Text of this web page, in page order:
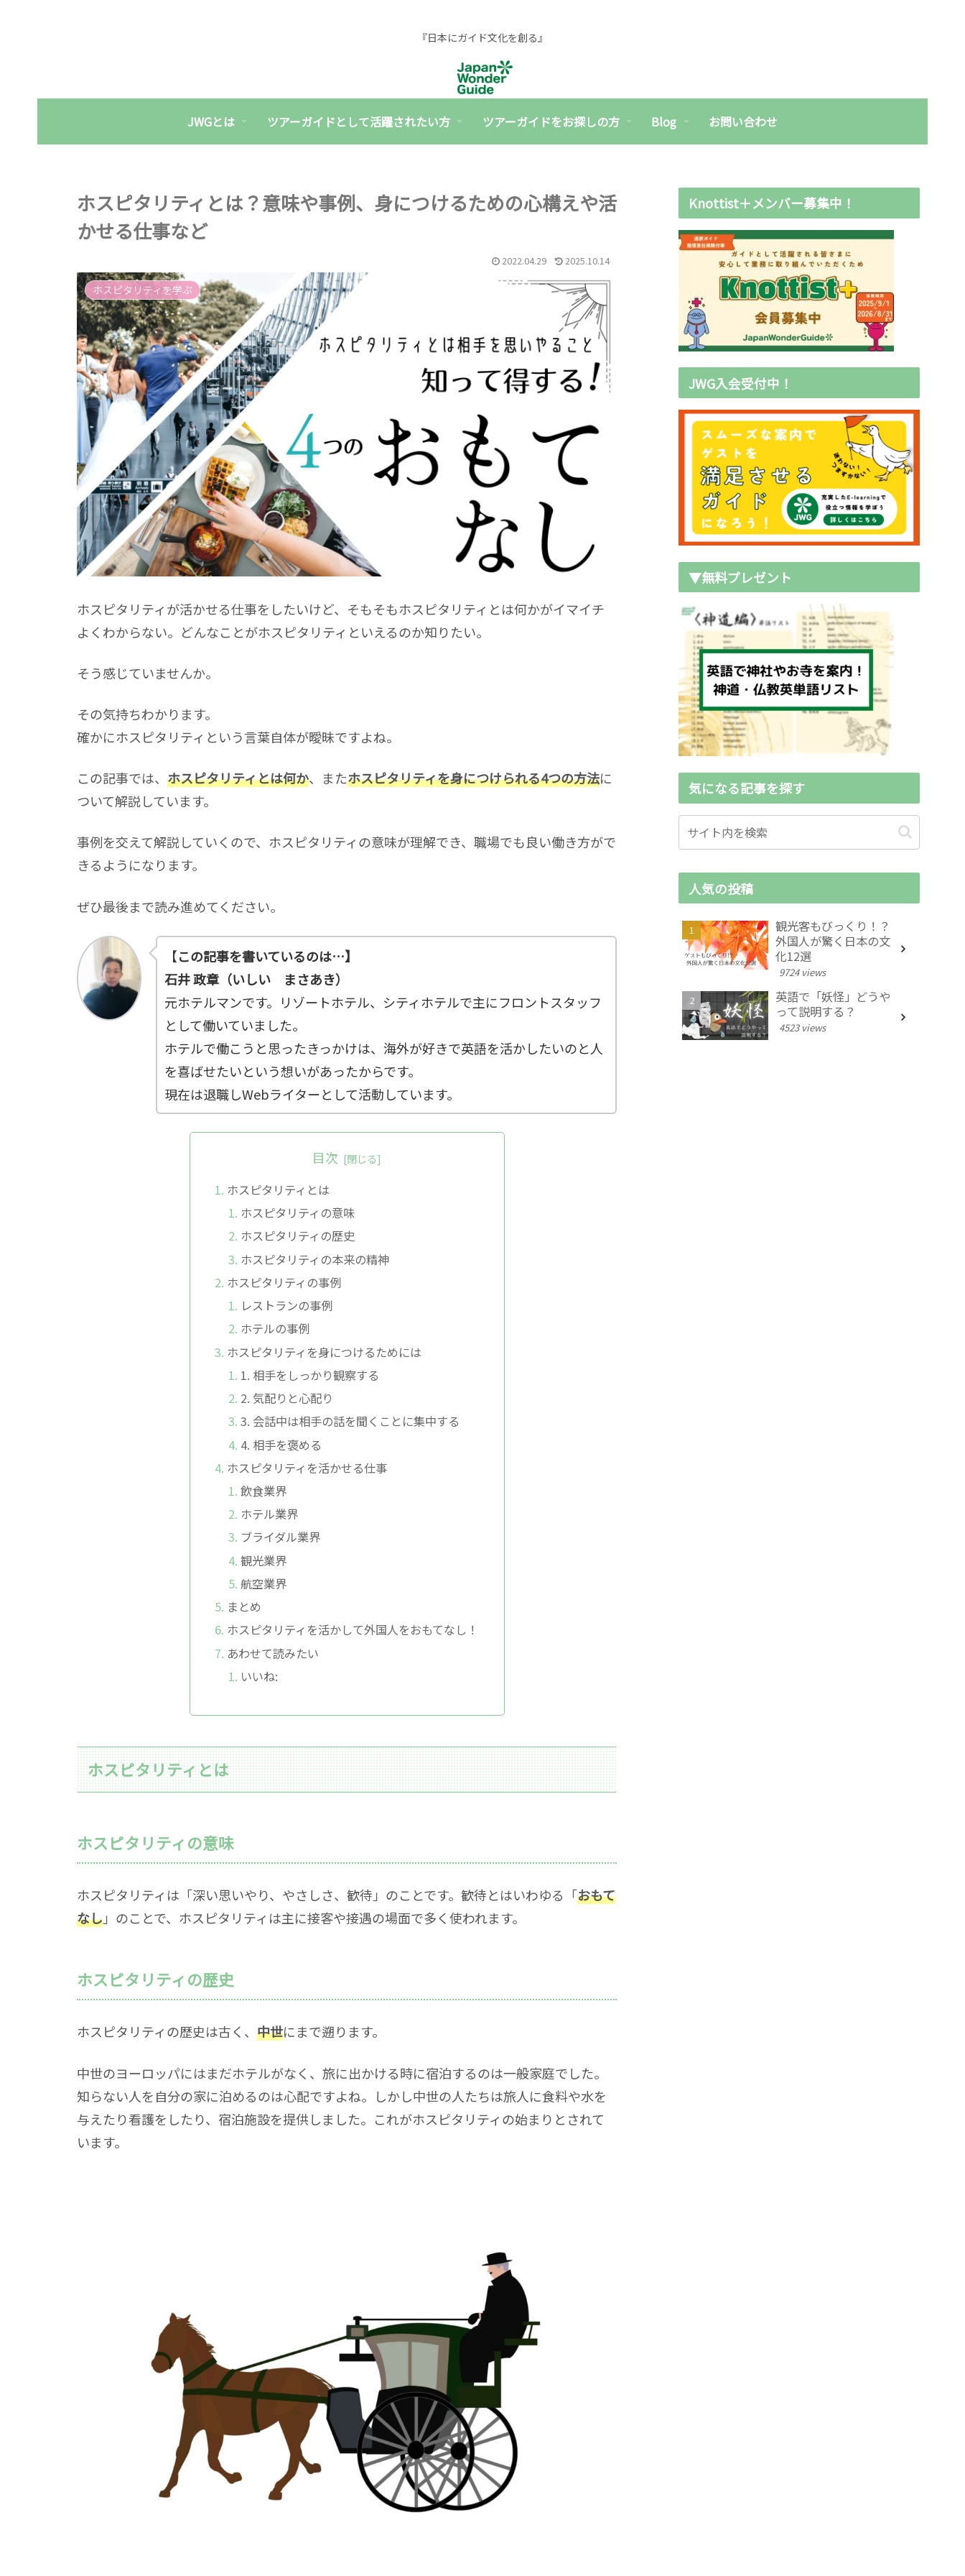
『日本にガイド文化を創る』
JWGとは ツアーガイドとして活躍されたい方 ツアーガイドをお探しの方 Blog お問い合わせ
ホスピタリティとは？意味や事例、身につけるための心構えや活
かせる仕事など
2022.04.29 2025.10.14
ホスピタリティを学ぶ
ホスピタリティが活かせる仕事をしたいけど、そもそもホスピタリティとは何かがイマイチ
よくわからない。どんなことがホスピタリティといえるのか知りたい。
そう感じていませんか。
その気持ちわかります。
確かにホスピタリティという言葉自体が曖昧ですよね。
この記事では、 ホスピタリティとは何か、またホスピタリティを身につけられる4つの方法に
ついて解説しています。
事例を交えて解説していくので、ホスピタリティの意味が理解でき、職場でも良い働き方がで
きるようになります。
ぜひ最後まで読み進めてください。
【この記事を書いているのは…】
石井 政章（いしい まさあき）
元ホテルマンです。リゾートホテル、シティホテルで主にフロントスタッフ
として働いていました。
ホテルで働こうと思ったきっかけは、海外が好きで英語を活かしたいのと人
を喜ばせたいという想いがあったからです。
現在は退職しWebライターとして活動しています。
目次
ホスピタリティとは
ホスピタリティの意味
ホスピタリティの歴史
ホスピタリティの本来の精神
ホスピタリティの事例
レストランの事例
ホテルの事例
ホスピタリティを身につけるためには
1. 相手をしっかり観察する
2. 気配りと心配り
3. 会話中は相手の話を聞くことに集中する
4. 相手を褒める
ホスピタリティを活かせる仕事
飲食業界
ホテル業界
ブライダル業界
観光業界
航空業界
まとめ
ホスピタリティを活かして外国人をおもてなし！
あわせて読みたい
いいね:
ホスピタリティとは
ホスピタリティの意味
ホスピタリティは「深い思いやり、やさしさ、歓待」のことです。歓待とはいわゆる「おもて
なし」のことで、ホスピタリティは主に接客や接遇の場面で多く使われます。
ホスピタリティの歴史
ホスピタリティの歴史は古く、 中世にまで遡ります。
中世のヨーロッパにはまだホテルがなく、旅に出かける時に宿泊するのは一般家庭でした。
知らない人を自分の家に泊めるのは心配ですよね。しかし中世の人たちは旅人に食料や水を
与えたり看護をしたり、宿泊施設を提供しました。これがホスピタリティの始まりとされて
います。
Knottist＋メンバー募集中！
JWG入会受付中！
▼無料プレゼント
気になる記事を探す
人気の投稿
観光客もびっくり！？
外国人が驚く日本の文
化12選
9724 views
英語で「妖怪」どうや
って説明する？
4523 views